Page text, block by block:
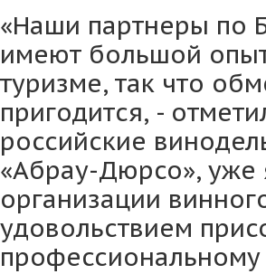
«Наши партнеры по
имеют большой
туризме, так что
пригодится, -
российские
«Абрау-Дюрсо»,
организации
удовольствием